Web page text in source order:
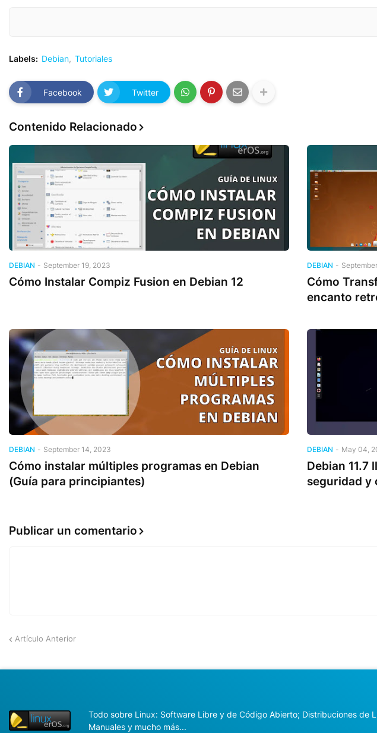
Labels: Debian Tutoriales
Facebook Twitter
Contenido Relacionado
DEBIAN - September 19, 2023
Cómo Instalar Compiz Fusion en Debian 12
DEBIAN -
Cómo
encanto
DEBIAN - September 14, 2023
Cómo instalar múltiples programas en Debian
(Guía para principiantes)
DEBIAN - May 04,
Debian 11.7
seguridad y
Publicar un comentario
Artículo Anterior
Todo sobre Linux: Software Libre y de Código Abierto; Distribuciones de
Manuales y mucho más...